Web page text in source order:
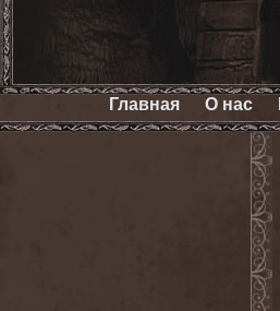
Главная О нас